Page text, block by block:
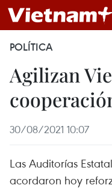
POLÍTICA
Agilizan
30/08/2021 10:07
Las Auditorías
acordaron hoy